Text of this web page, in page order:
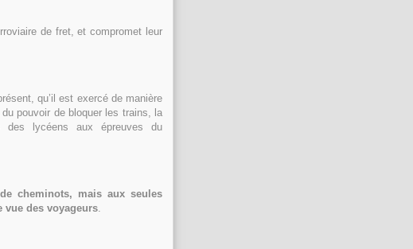
de fret, et compromet leur
qu’il est exercé de manière
pouvoir de bloquer les trains, la
des lycéens aux épreuves du
cheminots, mais aux seules
vue des voyageurs.